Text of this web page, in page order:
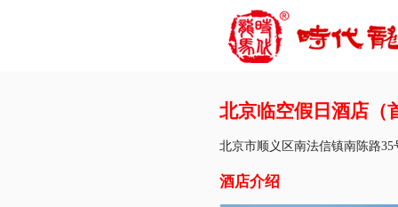
北京临空假日酒店（
北京市顺义区南法信镇南陈路35
酒店介绍